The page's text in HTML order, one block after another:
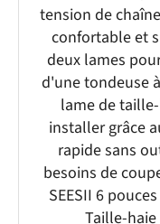
tension de
confortable et
deux lames
d'une tondeuse
lame de
installer grâce
rapide sans
besoins de
SEESII 6
Taille-haie